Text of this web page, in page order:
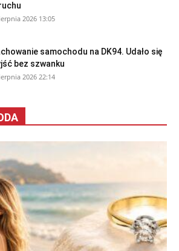
2026 13:05
samochodu na DK94. Udało się
bez szwanku
2026 22:14